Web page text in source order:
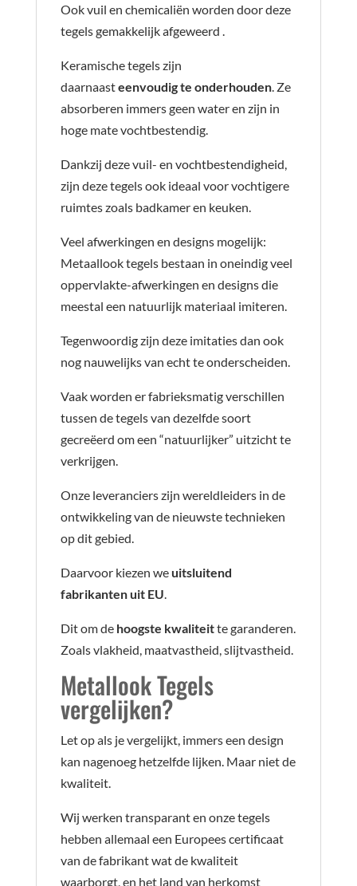
Ook vuil en chemicaliën worden door deze
tegels gemakkelijk afgeweerd .
Keramische tegels zijn
daarnaasteenvoudig te onderhouden. Ze
absorberen immers geen water en zijn in
hoge mate vochtbestendig.
Dankzij deze vuil- en vochtbestendigheid,
zijn deze tegels ook ideaal voor vochtigere
ruimtes zoals badkamer en keuken.
Veel afwerkingen en designs mogelijk:
Metaallook tegels bestaan in oneindig veel
oppervlakte-afwerkingen en designs die
meestal een natuurlijk materiaal imiteren.
Tegenwoordig zijn deze imitaties dan ook
nog nauwelijks van echt te onderscheiden.
Vaak worden er fabrieksmatig verschillen
tussen de tegels van dezelfde soort
gecreëerd om een “natuurlijker” uitzicht te
verkrijgen.
Onze leveranciers zijn wereldleiders in de
ontwikkeling van de nieuwste technieken
op dit gebied.
Daarvoor kiezen we uitsluitend
fabrikanten uit EU.
Dit om de hoogste kwaliteitte garanderen.
Zoals vlakheid, maatvastheid, slijtvastheid.
Metallook Tegels
vergelijken?
Let op als je vergelijkt, immers een design
kan nagenoeg hetzelfde lijken. Maar niet de
kwaliteit.
Wij werken transparant en onze tegels
hebben allemaal een Europees certificaat
van de fabrikant wat de kwaliteit
waarborgt, en het land van herkomst